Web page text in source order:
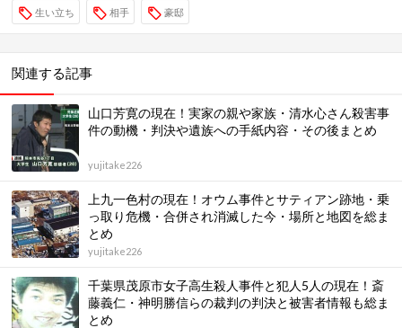
生い立ち 相手 豪邸
関連する記事
山口芳寛の現在！実家の親や家族・清水心さん殺害事
件の動機・判決や遺族への手紙内容・その後まとめ
yujitake226
上九一色村の現在！オウム事件とサティアン跡地・乗
っ取り危機・合併され消滅した今・場所と地図を総ま
とめ
yujitake226
千葉県茂原市女子高生殺人事件と犯人5人の現在！斎
藤義仁・神明勝信らの裁判の判決と被害者情報も総ま
とめ